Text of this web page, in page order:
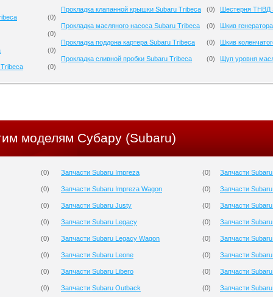
(0)
(0)
(0)
(0)
Прокладка клапанной крышки Subaru Tribeca (0)
Прокладка масляного насоса Subaru Tribeca (0)
Прокладка поддона картера Subaru Tribeca (0)
Прокладка сливной пробки Subaru Tribeca (0)
Шестерня ТНВД
Шкив
Шкив
Щуп уровня
моделям Субару (Subaru)
(0)
(0)
(0)
(0)
(0)
(0)
(0)
(0)
Запчасти Subaru Impreza (0)
Запчасти Subaru Impreza Wagon (0)
Запчасти Subaru Justy (0)
Запчасти Subaru Legacy (0)
Запчасти Subaru Legacy Wagon (0)
Запчасти Subaru Leone (0)
Запчасти Subaru Libero (0)
Запчасти Subaru Outback (0)
Запчасти
Запчасти
Запчасти
Запчасти
Запчасти
Запчасти
Запчасти
Запчасти